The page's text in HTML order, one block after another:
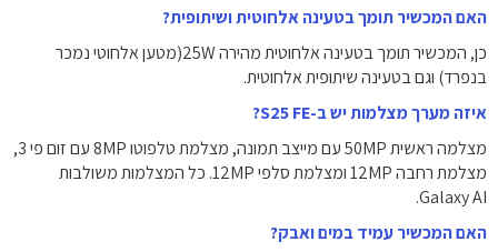
האם המכשיר תומך בטעינה אלחוטית ושיתופית?
כן, המכשיר תומך בטעינה אלחוטית מהירה 25W(מטען אלחוטי נמכר
בנפרד) וגם בטעינה שיתופית אלחוטית.
איזה מערך מצלמות יש ב-S25 FE?
מצלמה ראשית 50MP עם מייצב תמונה, מצלמת טלפוטו 8MP עם זום פי 3,
מצלמת רחבה 12MP ומצלמת סלפי 12MP. כל המצלמות משולבות
Galaxy AI.
האם המכשיר עמיד במים ואבק?